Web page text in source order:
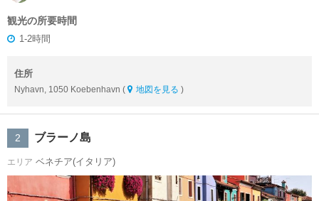
観光の所要時間
1-2時間
住所
Nyhavn, 1050 Koebenhavn ( 地図を見る )
2 ブラーノ島
エリア ベネチア(イタリア)